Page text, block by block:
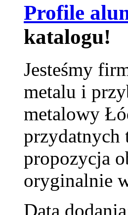
Profile
katalogu!
Jesteśmy
metalu i
metalowy
przydatnych
propozycja
oryginalnie
Data